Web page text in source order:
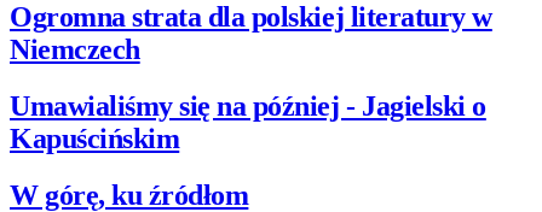
Ogromna strata dla polskiej literatury w
Niemczech
Umawialiśmy się na później - Jagielski o
Kapuścińskim
W górę, ku źródłom